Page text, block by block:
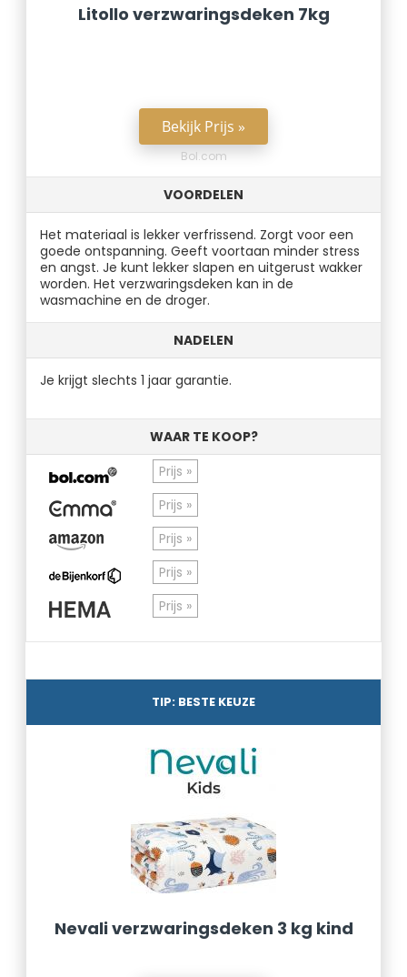
Litollo verzwaringsdeken 7kg
Bekijk Prijs »
Bol.com
VOORDELEN
Het materiaal is lekker verfrissend. Zorgt voor een
goede ontspanning. Geeft voortaan minder stress
en angst. Je kunt lekker slapen en uitgerust wakker
worden. Het verzwaringsdeken kan in de
wasmachine en de droger.
NADELEN
Je krijgt slechts 1 jaar garantie.
WAAR TE KOOP?
Prijs »
Prijs »
Prijs »
Prijs »
Prijs »
TIP: BESTE KEUZE
Nevali verzwaringsdeken 3 kg kind